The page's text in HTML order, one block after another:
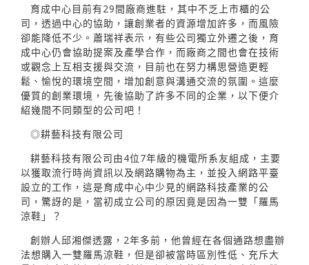
育成中心目前有29間廠商進駐，其中不乏上市櫃的公
司，透過中心的協助，讓創業者的資源增加許多，而風險
卻能降低不少。蕭瑞祥表示，有些公司獨立外遷之後，育
成中心仍會協助提案及產學合作，而廠商之間也會在技術
或觀念上互相支援與交流，目前也在努力構思營造更輕
鬆、愉悅的環境空間，增加創意與溝通交流的氛圍。這麼
優質的創業環境，先後協助了許多不同的企業，以下便介
紹幾間不同類型的公司吧！
◎耕藝科技有限公司
耕藝科技有限公司由4位7年級的機電所系友組成，主要
以獲取流行時尚資訊以及網路購物為主，並投入網路平臺
設立的工作，這是育成中心中少見的網路科技產業的公
司，驚訝的是，當初成立公司的原因竟是因為一雙「羅馬
涼鞋」？
創辦人邱湘傑透露，2年多前，他曾經在各個通路想盡辦
法想購入一雙羅馬涼鞋，但是卻被當時區別性低、充斥大